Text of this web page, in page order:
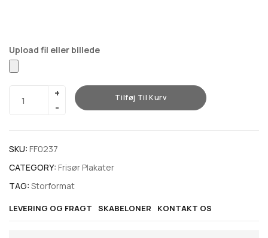
Tilføj Til Kurv
SKU: FF0237
CATEGORY: Frisør Plakater
TAG: Storformat
LEVERING OG FRAGT SKABELONER KONTAKT OS